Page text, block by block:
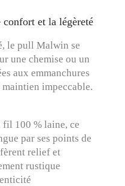
confort et la légèreté
le pull Malwin se
une chemise ou un
aux emmanchures
maintien impeccable.
fil 100 % laine, ce
par ses points de
relief et
rustique